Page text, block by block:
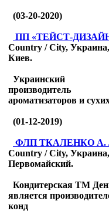
(03-20-2020)
ПП «ТЕЙСТ-
Country / City, Украина,
Киев.
Украинский
производитель
ароматизаторов и
(01-12-2019)
ФЛП ТКАЛЕНКО А.
Country / City, Украина,
Первомайский.
Кондитерская ТМ
является
конд